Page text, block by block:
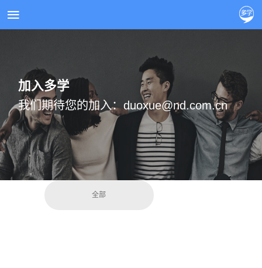
加入多学
我们期待您的加入：duoxue@nd.com.cn
全部